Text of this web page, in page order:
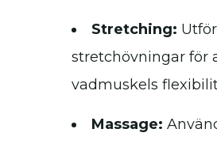
Stretching:
stretchövningar för
vadmuskels
Massage: